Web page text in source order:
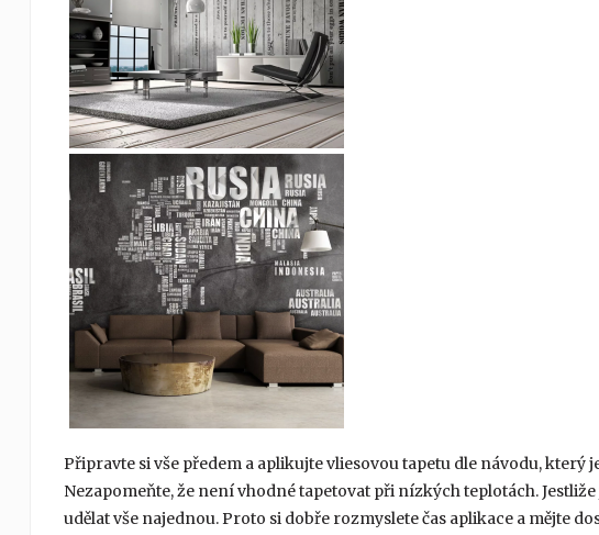
Připravte si vše předem a aplikujte vliesovou tapetu dle návodu, který
Nezapomeňte, že není vhodné tapetovat při nízkých teplotách.
udělat vše najednou. Proto si dobře rozmyslete čas aplikace a mějte